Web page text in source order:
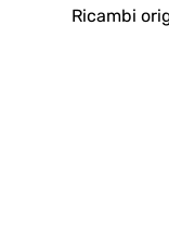
Ricambi